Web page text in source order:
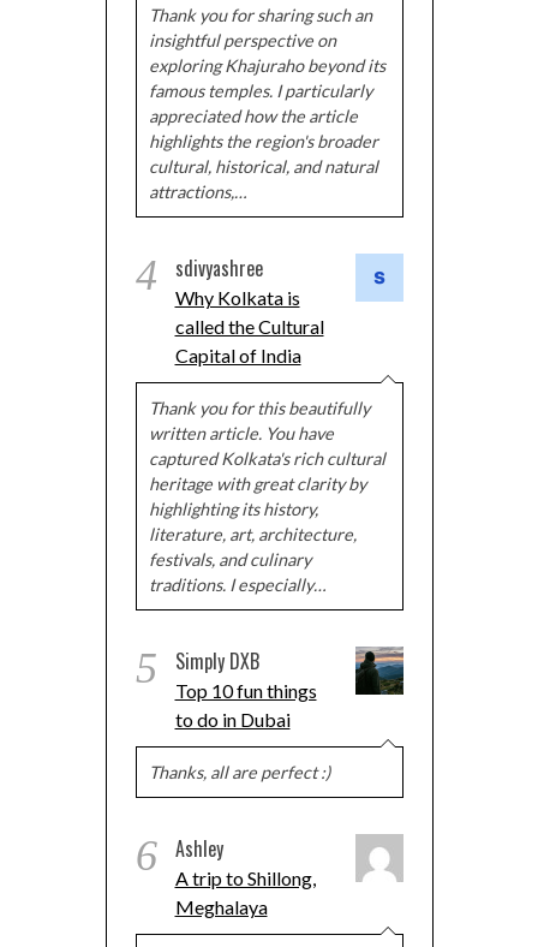
Thank you for sharing such an
insightful perspective on
exploring Khajuraho beyond its
famous temples. I particularly
appreciated how the article
highlights the region's broader
cultural, historical, and natural
attractions,…
4 sdivyashree
Why Kolkata is
called the Cultural
Capital of India
Thank you for this beautifully
written article. You have
captured Kolkata's rich cultural
heritage with great clarity by
highlighting its history,
literature, art, architecture,
festivals, and culinary
traditions. I especially…
5 Simply DXB
Top 10 fun things
to do in Dubai
Thanks, all are perfect :)
6 Ashley
A trip to Shillong,
Meghalaya